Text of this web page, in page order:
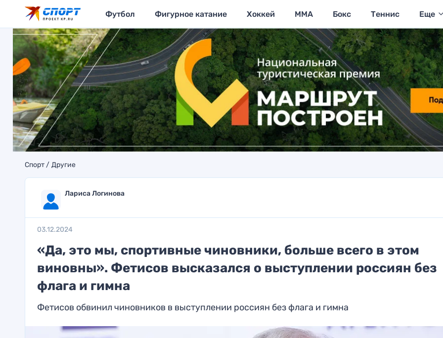
Футбол Фигурное катание Хоккей MMA Бокс Теннис Еще
Спорт Другие
Лариса Логинова
03.12.2024
«Да, это мы, спортивные чиновники, больше всего в этом
виновны». Фетисов высказался о выступлении россиян без
флага и гимна
Фетисов обвинил чиновников в выступлении россиян без флага и гимна